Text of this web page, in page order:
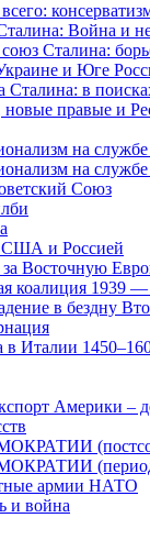
Война и
Сталина:
и Юге
Сталина: в
правые и
на службе
на службе
Союз
США и Россией
Восточную
коалиция 1939
в бездну
в Италии
Америки –
(период
армии НАТО
и война